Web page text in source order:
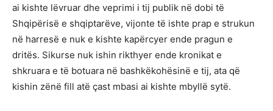
ai kishte lëvruar dhe veprimi i tij publik në dobi të
Shqipërisë e shqiptarëve, vijonte të ishte prap e strukun
në harresë e nuk e kishte kapërcyer ende pragun e
dritës. Sikurse nuk ishin rikthyer ende kronikat e
shkruara e të botuara në bashkëkohësinë e tij, ata që
kishin zënë fill atë çast mbasi ai kishte mbyllë sytë.